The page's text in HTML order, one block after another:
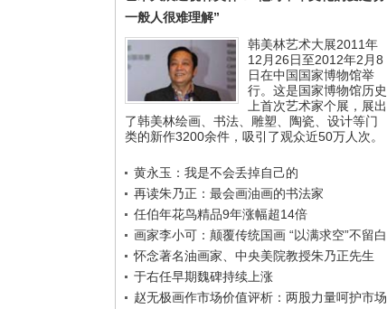
一般人很难理解”
韩美林艺术大展2011年
12月26日至2012年2月8
日在中国国家博物馆举
行。这是国家博物馆历史
上首次艺术家个展，展出
了韩美林绘画、书法、雕塑、陶瓷、设计等门
类的新作3200余件，吸引了观众近50万人次。
黄永玉：我是不会丢掉自己的
再读朱乃正：最会画油画的书法家
任伯年花鸟精品9年涨幅超14倍
画家李小可：颠覆传统国画 “以满求空”不留白
怀念著名油画家、中央美院教授朱乃正先生
于右任早期魏碑持续上涨
赵无极画作市场价值评析：两股力量呵护市场